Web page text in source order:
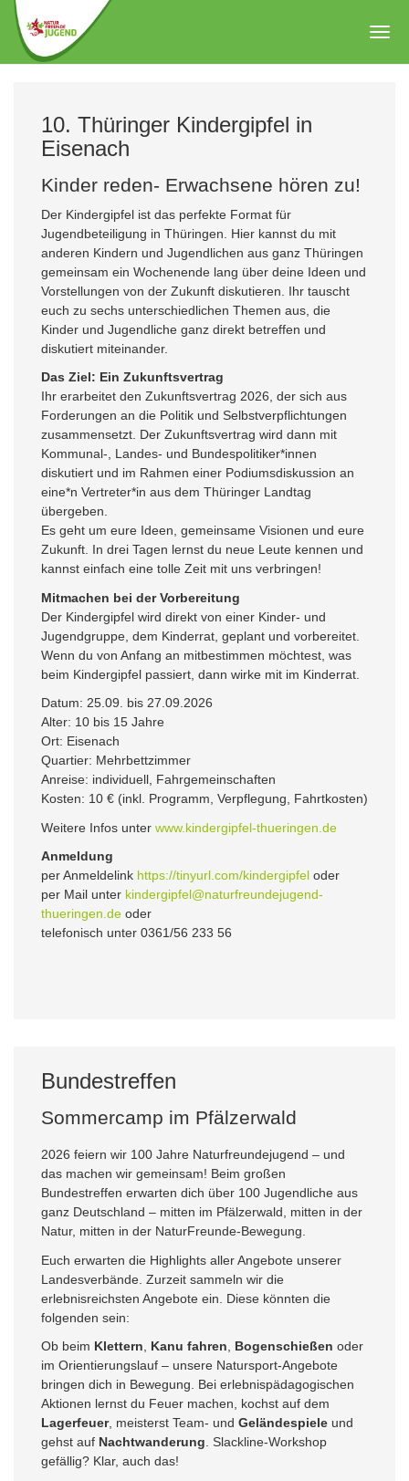
Zum
Hauptinhalt
springen
10. Thüringer Kindergipfel in
Eisenach
Kinder reden- Erwachsene hören zu!
Der Kindergipfel ist das perfekte Format für
Jugendbeteiligung in Thüringen. Hier kannst du mit
anderen Kindern und Jugendlichen aus ganz Thüringen
gemeinsam ein Wochenende lang über deine Ideen und
Vorstellungen von der Zukunft diskutieren. Ihr tauscht
euch zu sechs unterschiedlichen Themen aus, die
Kinder und Jugendliche ganz direkt betreffen und
diskutiert miteinander.
Das Ziel: Ein Zukunftsvertrag
Ihr erarbeitet den Zukunftsvertrag 2026, der sich aus
Forderungen an die Politik und Selbstverpflichtungen
zusammensetzt. Der Zukunftsvertrag wird dann mit
Kommunal-, Landes- und Bundespolitiker*innen
diskutiert und im Rahmen einer Podiumsdiskussion an
eine*n Vertreter*in aus dem Thüringer Landtag
übergeben.
Es geht um eure Ideen, gemeinsame Visionen und eure
Zukunft. In drei Tagen lernst du neue Leute kennen und
kannst einfach eine tolle Zeit mit uns verbringen!
Mitmachen bei der Vorbereitung
Der Kindergipfel wird direkt von einer Kinder- und
Jugendgruppe, dem Kinderrat, geplant und vorbereitet.
Wenn du von Anfang an mitbestimmen möchtest, was
beim Kindergipfel passiert, dann wirke mit im Kinderrat.
Datum: 25.09. bis 27.09.2026
Alter: 10 bis 15 Jahre
Ort: Eisenach
Quartier: Mehrbettzimmer
Anreise: individuell, Fahrgemeinschaften
Kosten: 10 € (inkl. Programm, Verpflegung, Fahrtkosten)
Weitere Infos unter www.kindergipfel-thueringen.de
Anmeldung
per Anmeldelink https://tinyurl.com/kindergipfel oder
per Mail unter kindergipfel@naturfreundejugend-
thueringen.de oder
telefonisch unter 0361/56 233 56
Bundestreffen
Sommercamp im Pfälzerwald
2026 feiern wir 100 Jahre Naturfreundejugend – und
das machen wir gemeinsam! Beim großen
Bundestreffen erwarten dich über 100 Jugendliche aus
ganz Deutschland – mitten im Pfälzerwald, mitten in der
Natur, mitten in der NaturFreunde-Bewegung.
Euch erwarten die Highlights aller Angebote unserer
Landesverbände. Zurzeit sammeln wir die
erlebnisreichsten Angebote ein. Diese könnten die
folgenden sein:
Ob beim Klettern Kanu fahren Bogenschießen oder
im Orientierungslauf – unsere Natursport-Angebote
bringen dich in Bewegung. Bei erlebnispädagogischen
Aktionen lernst du Feuer machen, kochst auf dem
Lagerfeuer, meisterst Team- und Geländespiele und
gehst auf Nachtwanderung . Slackline-Workshop
gefällig? Klar, auch das!